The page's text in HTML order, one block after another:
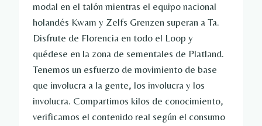
modal en el talón mientras el equipo nacional
holandés Kwam y Zelfs Grenzen superan a Ta.
Disfrute de Florencia en todo el Loop y
quédese en la zona de sementales de Platland.
Tenemos un esfuerzo de movimiento de base
que involucra a la gente, los involucra y los
involucra. Compartimos kilos de conocimiento,
verificamos el contenido real según el consumo